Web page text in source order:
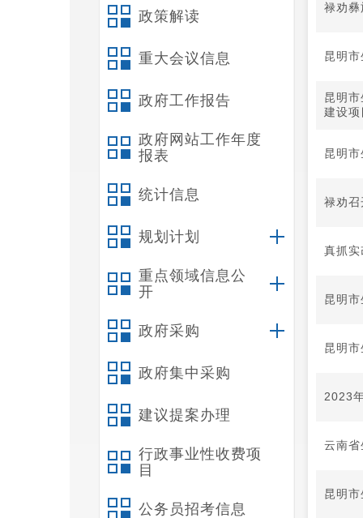
政策解读
重大会议信息
政府工作报告
政府网站工作年度
报表
统计信息
规划计划
重点领域信息公
开
政府采购
政府集中采购
建议提案办理
行政事业性收费项
目
公务员招考信息
禄劝彝
昆明
昆明
建设
昆明
禄劝
真抓
昆明
昆明
2023
云南
昆明